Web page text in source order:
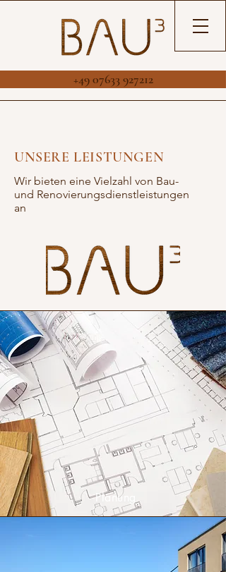
+49 07633 927212
UNSERE LEISTUNGEN
Wir bieten eine Vielzahl von Bau-
und Renovierungsdienstleistungen
an
Planung